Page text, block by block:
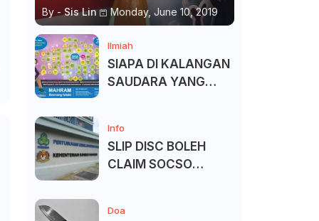
By - Sis Lin Monday, June 10, 2019
Ilmiah
SIAPA DI KALANGAN
SAUDARA YANG
Info
SLIP DISC BOLEH
CLAIM SOCSO
Doa